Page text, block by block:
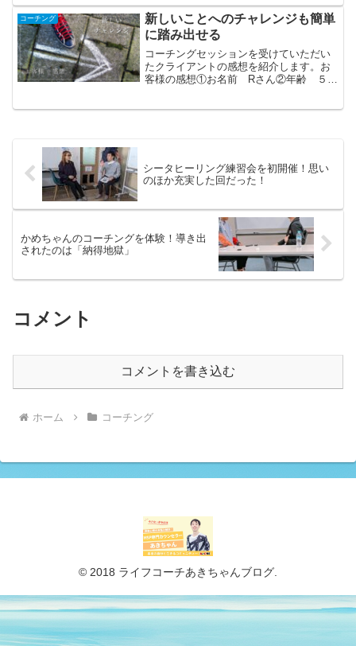
見つけては相手を責め、謝罪をして欲し
いようです。片や僕は、自...
コーチング
新しいことへのチャレンジも簡単
に踏み出せる
コーチングセッションを受けていただい
たクライアントの感想を紹介します。お
客様の感想①お名前 Rさん②年齢 ５０
シータヒーリング練習会を初開催！思い
のほか充実した回だった！
かめちゃんのコーチングを体験！導き出
されたのは「納得地獄」
コメント
コメントを書き込む
ホーム コーチング
© 2018 ライフコーチあきちゃんブログ.